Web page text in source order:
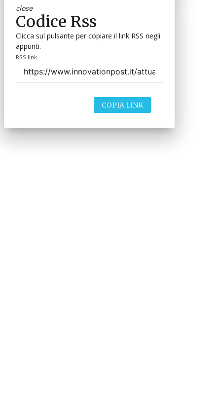
close
Codice Rss
Clicca sul pulsante per copiare il link RSS negli
appunti.
RSS link
COPIA LINK